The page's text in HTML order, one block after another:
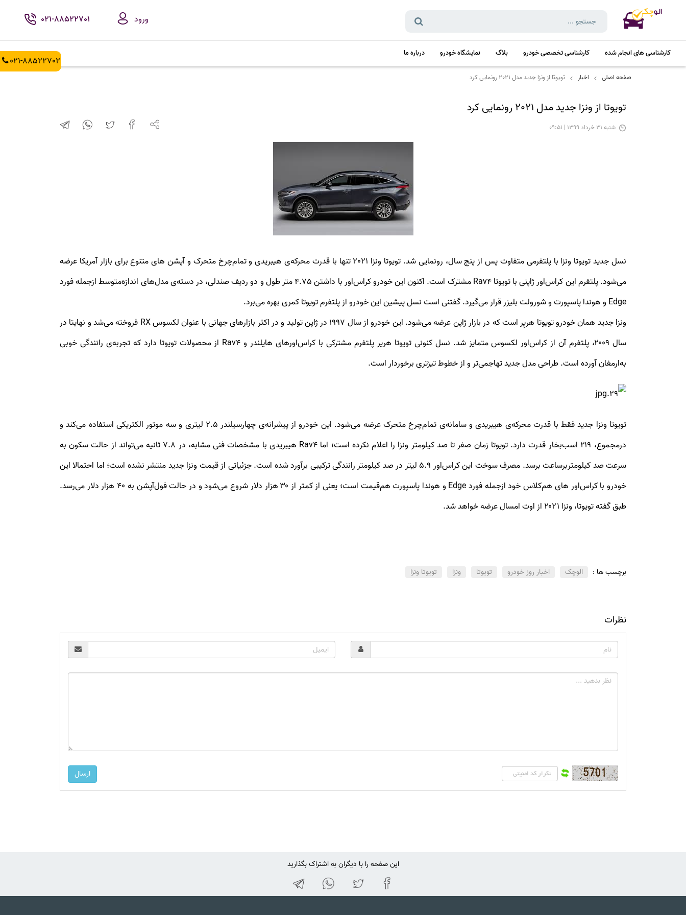
ورود 021-88522701
کارشناسی های انجام شده کارشناسی تخصصی خودرو بلاگ نمایشگاه خودرو درباره ما
021-88522702
صفحه اصلی اخبار تویوتا از ونزا جدید مدل 2021 رونمایی کرد
تویوتا از ونزا جدید مدل 2021 رونمایی کرد
شنبه 31 خرداد 1399 | 09:51
نسل جدید تویوتا ونزا با پلتفرمی متفاوت پس از پنج سال، رونمایی شد. تویوتا ونزا 2021 تنها با قدرت محرکه‌ی هیبریدی و تمام‌چرخ متحرک و آپشن ها‌ی متنوع برای بازار آمریکا عرضه
می‌شود. پلتفرم این کراس‌اور ژاپنی با تویوتا Rav۴ مشترک است. اکنون این خودرو کراس‌اور با داشتن 4.75 متر طول و دو ردیف صندلی، در دسته‌ی مدل‌های اندازه‌متوسط ازجمله فورد
Edge و هوندا پاسپورت و شورولت بلیزر قرار می‌گیرد. گفتنی است نسل پیشین این خودرو از پلتفرم تویوتا کمری بهره می‌برد.
ونزا جدید همان خودرو تویوتا هریِر است که در بازار ژاپن عرضه می‌شود. این خودرو از سال ۱۹۹۷ در ژاپن تولید و در اکثر بازار‌های جهانی با عنوان لکسوس RX فروخته می‌شد و نهایتا در
سال ۲۰۰۹، پلتفرم آن از کراس‌اور لکسوس متمایز شد. نسل کنونی تویوتا هریر پلتفرم مشترکی با کراس‌اور‌های هایلندر و Rav۴ از محصولات تویوتا دارد که تجربه‌ی رانندگی خوبی
به‌ارمغان آورده است. طراحی مدل جدید تهاجمی‌تر و از خطوط تیزتری برخوردار است.
تویوتا ونزا جدید فقط با قدرت محرکه‌ی هیبریدی و سامانه‌ی تمام‌چرخ متحرک عرضه می‌شود. این خودرو از پیشرانه‌ی چهارسیلندر 2.5 لیتری و سه موتور الکتریکی استفاده می‌کند و
درمجموع، ۲۱۹ اسب‌بخار قدرت دارد. تویوتا زمان صفر تا صد کیلومتر ونزا را اعلام نکرده است؛ اما Rav۴ هیبریدی با مشخصات فنی مشابه، در 7.8 ثانیه می‌تواند از حالت سکون به
سرعت صد کیلومتر‌بر‌ساعت برسد. مصرف سوخت این کراس‌اور 5.9 لیتر در صد کیلومتر رانندگی ترکیبی برآورد شده است. جزئیاتی از قیمت ونزا جدید منتشر نشده است؛ اما احتمالا این
خودرو با کراس‌اور ها‌ی هم‌کلاس خود ازجمله فورد Edge و هوندا پاسپورت هم‌قیمت است؛ یعنی از کمتر از ۳۰ هزار دلار شروع می‌شود و در حالت فول‌آپشن به ۴۰ هزار دلار می‌رسد.
طبق گفته تویوتا، ونزا ۲۰۲۱ از اوت امسال عرضه خواهد شد.
برچسب ها : الوچک اخبار روز خودرو تویوتا ونزا تویوتا ونزا
نظرات
این صفحه را با دیگران به اشتراک بگذارید